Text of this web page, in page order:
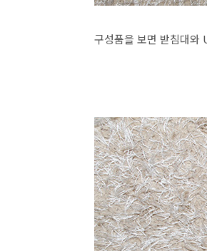
구성품을 보면 받침대와